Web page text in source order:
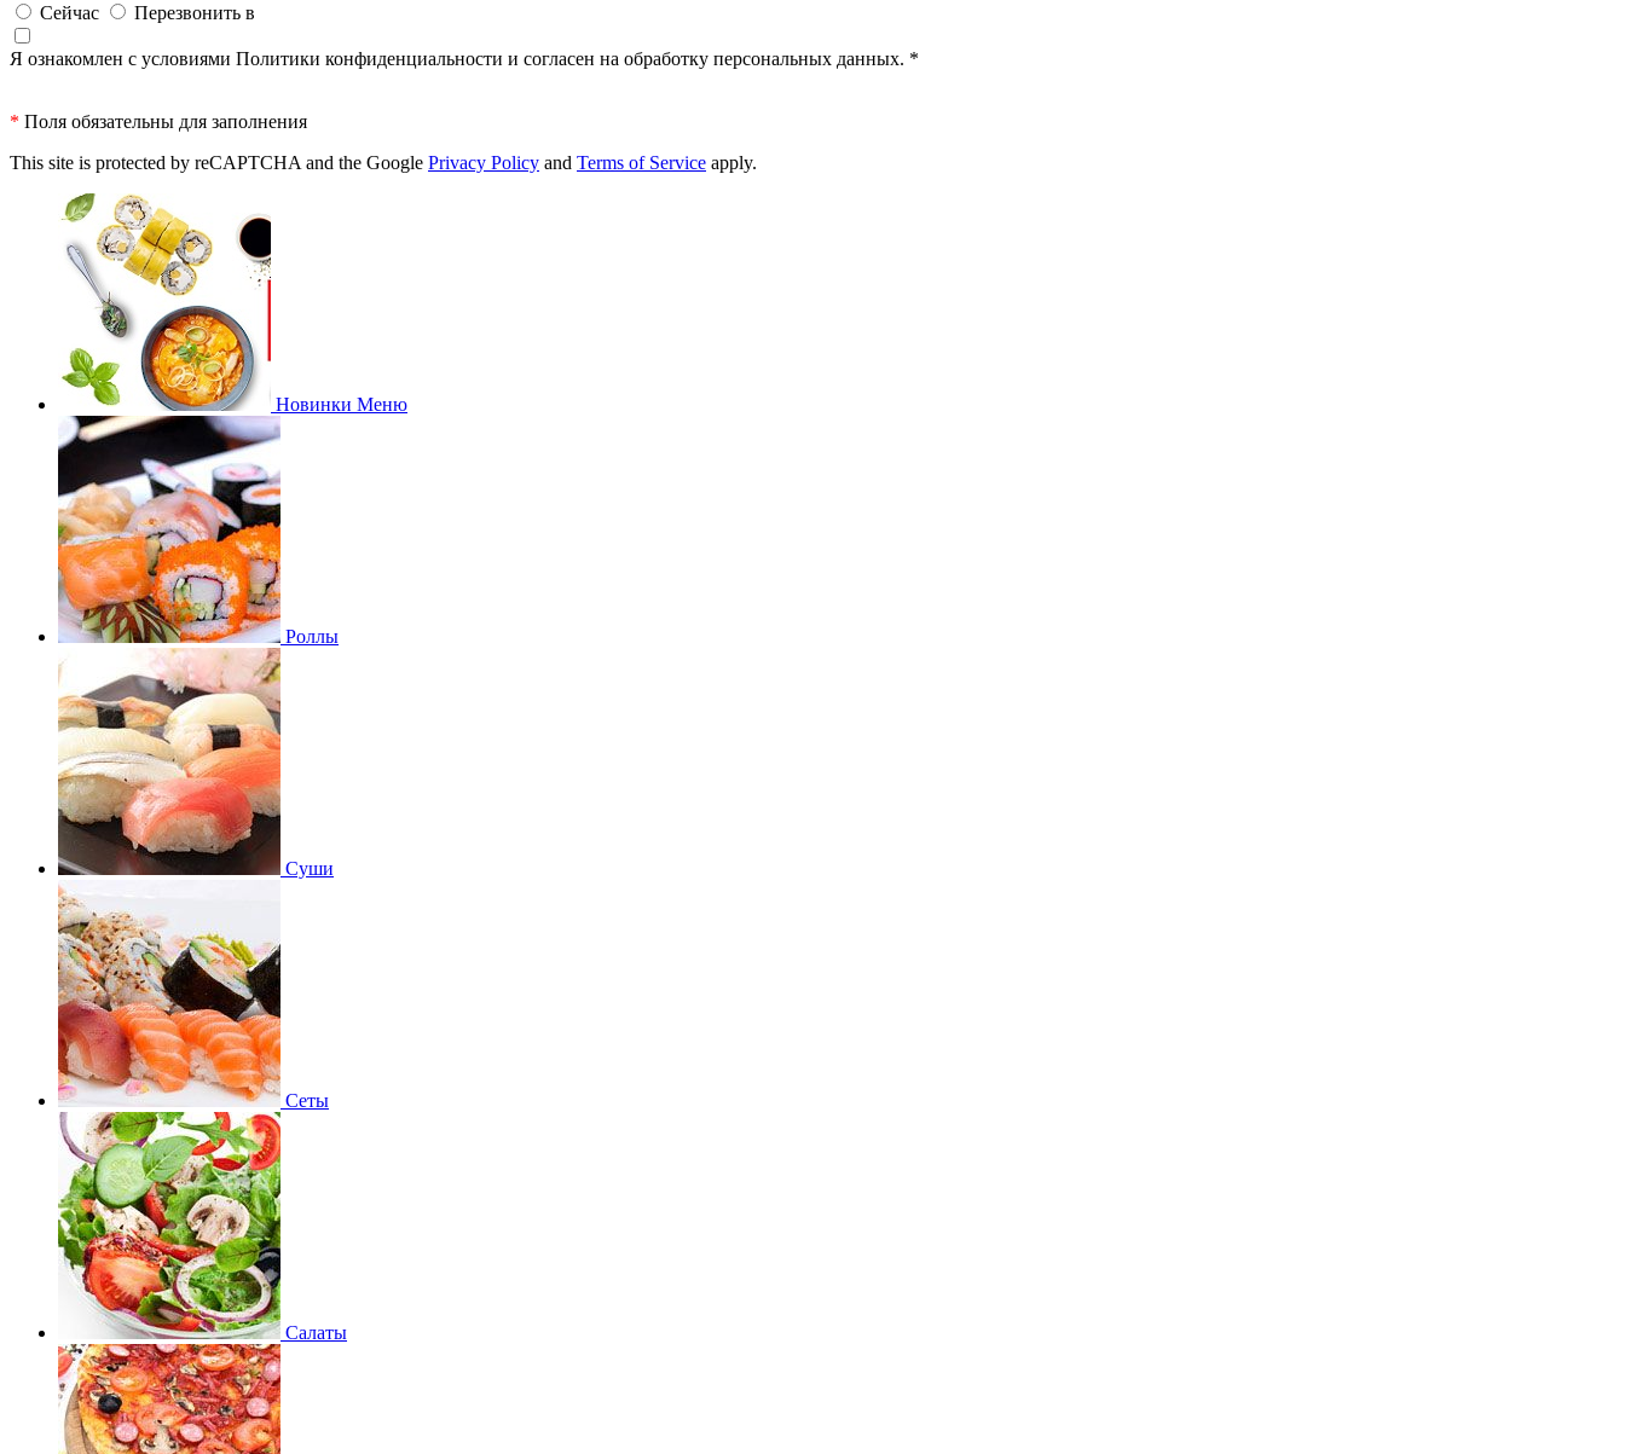
Сейчас
Перезвонить в
Я ознакомлен с условиями Политики конфиденциальности и согласен на обработку персональных данных. *
* Поля обязательны для заполнения
This site is protected by reCAPTCHA and the Google Privacy Policy and Terms of Service apply.
Новинки Меню
Роллы
Суши
Сеты
Салаты